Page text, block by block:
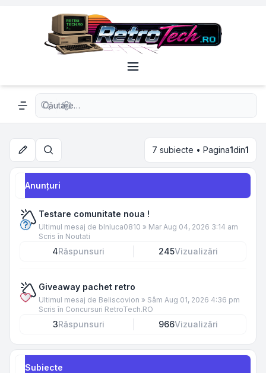
Navigation menu
Căutare avansată
Căutare 7 subiecte • Pagina1din1
Anunţuri
Testare comunitate noua !
Ultimul mesaj de blnluca0810 » Mar Aug 04, 2026 3:14 am
Scris în Noutati
4Răspunsuri 245Vizualizări
Giveaway pachet retro
Ultimul mesaj de Beliscovion » Sâm Aug 01, 2026 4:36 pm
Scris în Concursuri RetroTech.RO
3Răspunsuri 966Vizualizări
Subiecte